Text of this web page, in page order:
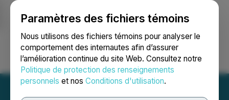
Paramètres des fichiers témoins
Nous utilisons des fichiers témoins pour analyser le
comportement des internautes afin d’assurer
l’amélioration continue du site Web. Consultez notre
Politique de protection des renseignements
personnels et nos Conditions d'utilisation.
Ouvrir une session Recherche English